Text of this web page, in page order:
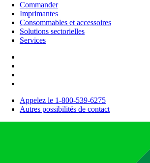
Commander
Imprimantes
Consommables et accessoires
Solutions sectorielles
Services
Appelez le 1-800-539-6275
Autres possibilités de contact